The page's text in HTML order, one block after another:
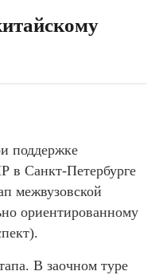
поддержке
в Санкт-Петербурге
межвузовской
ориентированному
В заочном туре